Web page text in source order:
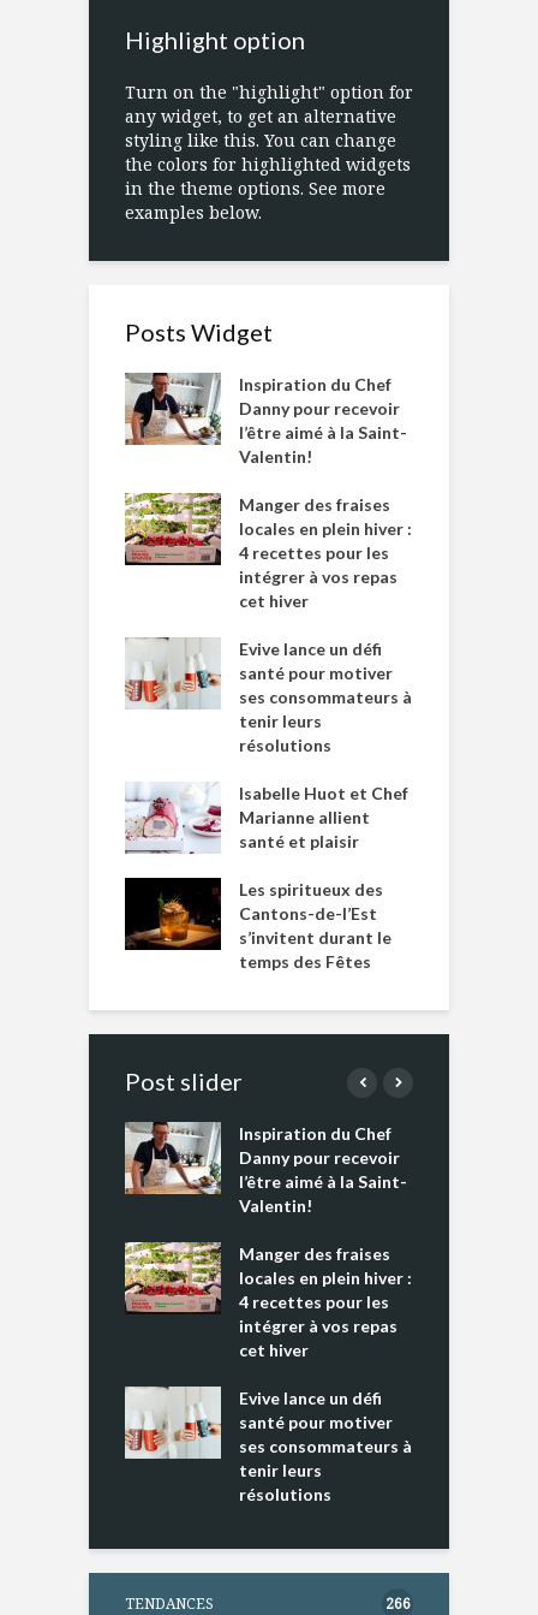
Highlight option
Turn on the "highlight" option for
any widget, to get an alternative
styling like this. You can change
the colors for highlighted widgets
in the theme options. See more
examples below.
Posts Widget
Inspiration du Chef
Danny pour recevoir
l’être aimé à la Saint-
Valentin!
Manger des fraises
locales en plein hiver :
4 recettes pour les
intégrer à vos repas
cet hiver
Evive lance un défi
santé pour motiver
ses consommateurs à
tenir leurs
résolutions
Isabelle Huot et Chef
Marianne allient
santé et plaisir
Les spiritueux des
Cantons-de-l’Est
s’invitent durant le
temps des Fêtes
Post slider
Inspiration du Chef
Danny pour recevoir
l’être aimé à la Saint-
Valentin!
Manger des fraises
locales en plein hiver :
4 recettes pour les
intégrer à vos repas
cet hiver
Evive lance un défi
santé pour motiver
ses consommateurs à
tenir leurs
résolutions
TENDANCES 266